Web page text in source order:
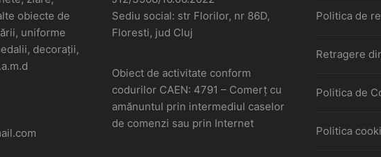
obiecte de
uniforme
decorații,
Sediu social: str Florilor, nr 86D,
Floresti, jud Cluj
Obiect de activitate conform
codurilor CAEN: 4791 – Comerţ cu
amănuntul prin intermediul caselor
de comenzi sau prin Internet
Politica de
Retragere
Politica de
Politica